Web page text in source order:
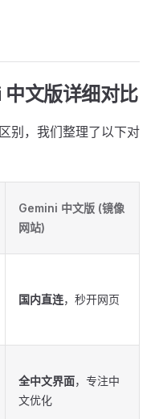
中文版详细对比
别，我们整理了以下对
Gemini 中文版 (镜像
网站)
国内直连，秒开网页
全中文界面，专注中
文优化